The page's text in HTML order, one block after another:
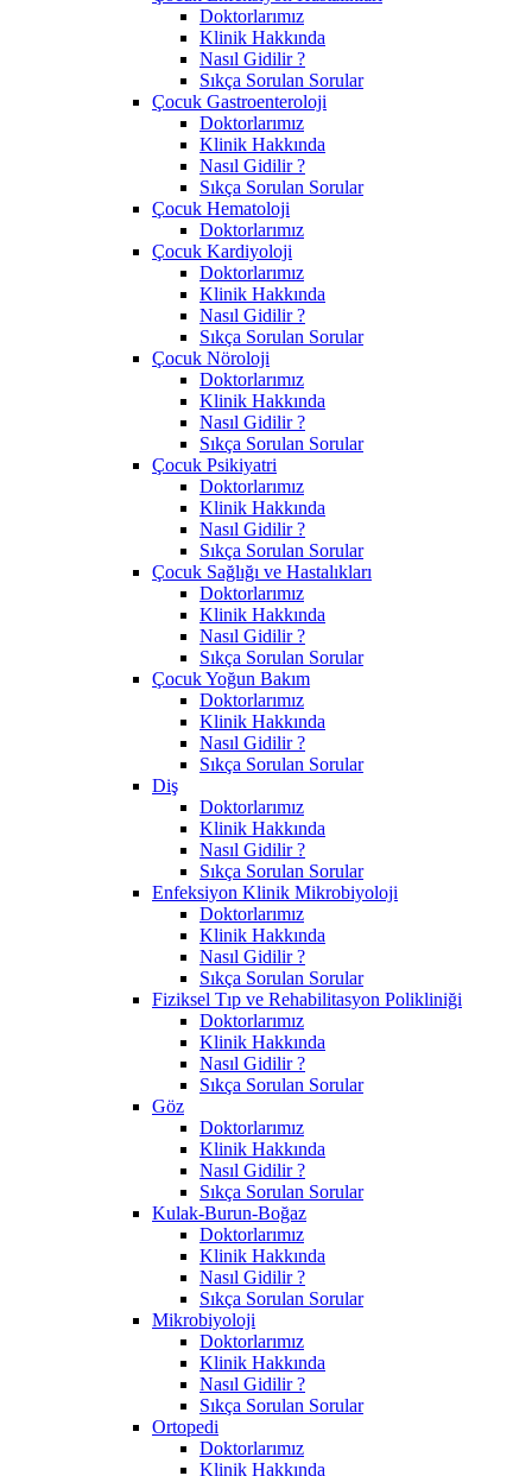
Doktorlarımız
Klinik Hakkında
Nasıl Gidilir ?
Sıkça Sorulan Sorular
Çocuk Gastroenteroloji
Doktorlarımız
Klinik Hakkında
Nasıl Gidilir ?
Sıkça Sorulan Sorular
Çocuk Hematoloji
Doktorlarımız
Çocuk Kardiyoloji
Doktorlarımız
Klinik Hakkında
Nasıl Gidilir ?
Sıkça Sorulan Sorular
Çocuk Nöroloji
Doktorlarımız
Klinik Hakkında
Nasıl Gidilir ?
Sıkça Sorulan Sorular
Çocuk Psikiyatri
Doktorlarımız
Klinik Hakkında
Nasıl Gidilir ?
Sıkça Sorulan Sorular
Çocuk Sağlığı ve Hastalıkları
Doktorlarımız
Klinik Hakkında
Nasıl Gidilir ?
Sıkça Sorulan Sorular
Çocuk Yoğun Bakım
Doktorlarımız
Klinik Hakkında
Nasıl Gidilir ?
Sıkça Sorulan Sorular
Diş
Doktorlarımız
Klinik Hakkında
Nasıl Gidilir ?
Sıkça Sorulan Sorular
Enfeksiyon Klinik Mikrobiyoloji
Doktorlarımız
Klinik Hakkında
Nasıl Gidilir ?
Sıkça Sorulan Sorular
Fiziksel Tıp ve Rehabilitasyon Polikliniği
Doktorlarımız
Klinik Hakkında
Nasıl Gidilir ?
Sıkça Sorulan Sorular
Göz
Doktorlarımız
Klinik Hakkında
Nasıl Gidilir ?
Sıkça Sorulan Sorular
Kulak-Burun-Boğaz
Doktorlarımız
Klinik Hakkında
Nasıl Gidilir ?
Sıkça Sorulan Sorular
Mikrobiyoloji
Doktorlarımız
Klinik Hakkında
Nasıl Gidilir ?
Sıkça Sorulan Sorular
Ortopedi
Doktorlarımız
Klinik Hakkında